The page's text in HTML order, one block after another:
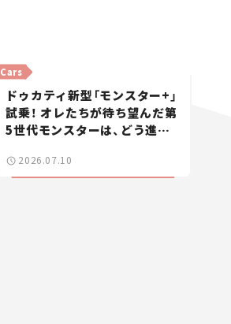
Cars
ドゥカティ新型「モンスター+」
試乗！ オレたちが待ち望んだ第
5世代モンスターは、どう進化
2026.07.10